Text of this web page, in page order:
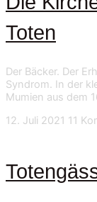
Toten
Der Bäcker. Der
Syndrom. In der
Mumien aus dem
12. Juli 2021 11